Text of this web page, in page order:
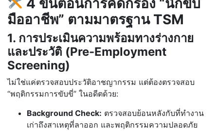
มืออาชีพ” ตามมาตรฐาน TSM
1. การประเมินความพร้อมทางร่างกาย
และประวัติ (Pre-Employment
Screening)
ไม่ใช่แค่ตรวจสอบประวัติอาชญากรรม แต่ต้องตรวจสอบ
“พฤติกรรมการขับขี่” ในอดีตด้วย:
Background Check: ตรวจสอบย้อนหลังกับที่ทำงาน
เก่าถึงสาเหตุที่ลาออก และพฤติกรรมความปลอดภัย